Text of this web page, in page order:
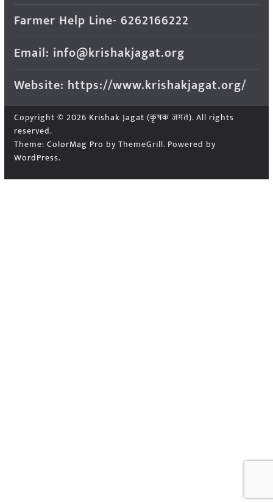
Farmer Help Line- 6262166222
Email: info@krishakjagat.org
Website: https://www.krishakjagat.org/
Copyright © 2026 Krishak Jagat (कृषक जगत). All rights
reserved.
Theme: ColorMag Pro by ThemeGrill. Powered by
WordPress.